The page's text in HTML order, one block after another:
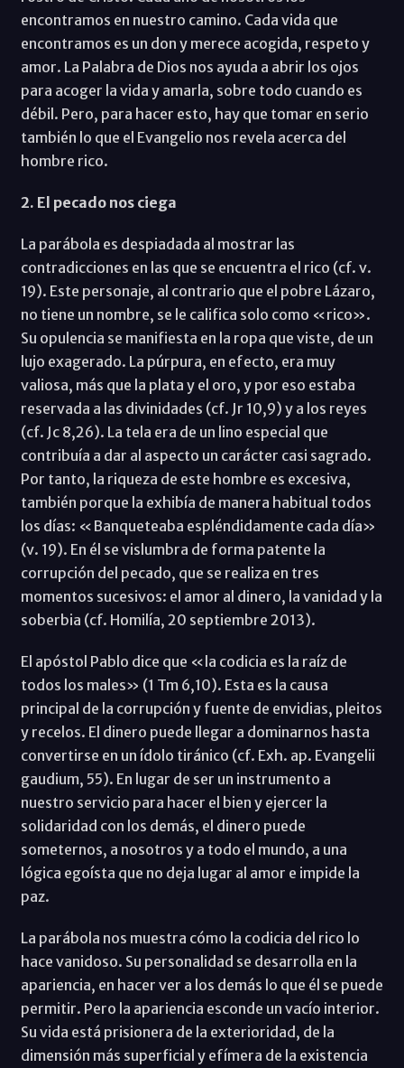
encontramos en nuestro camino. Cada vida que
encontramos es un don y merece acogida, respeto y
amor. La Palabra de Dios nos ayuda a abrir los ojos
para acoger la vida y amarla, sobre todo cuando es
débil. Pero, para hacer esto, hay que tomar en serio
también lo que el Evangelio nos revela acerca del
hombre rico.
2. El pecado nos ciega
La parábola es despiadada al mostrar las
contradicciones en las que se encuentra el rico (cf. v.
19). Este personaje, al contrario que el pobre Lázaro,
no tiene un nombre, se le califica solo como «rico».
Su opulencia se manifiesta en la ropa que viste, de un
lujo exagerado. La púrpura, en efecto, era muy
valiosa, más que la plata y el oro, y por eso estaba
reservada a las divinidades (cf. Jr 10,9) y a los reyes
(cf. Jc 8,26). La tela era de un lino especial que
contribuía a dar al aspecto un carácter casi sagrado.
Por tanto, la riqueza de este hombre es excesiva,
también porque la exhibía de manera habitual todos
los días: «Banqueteaba espléndidamente cada día»
(v. 19). En él se vislumbra de forma patente la
corrupción del pecado, que se realiza en tres
momentos sucesivos: el amor al dinero, la vanidad y la
soberbia (cf. Homilía, 20 septiembre 2013).
El apóstol Pablo dice que «la codicia es la raíz de
todos los males» (1 Tm 6,10). Esta es la causa
principal de la corrupción y fuente de envidias, pleitos
y recelos. El dinero puede llegar a dominarnos hasta
convertirse en un ídolo tiránico (cf. Exh. ap. Evangelii
gaudium, 55). En lugar de ser un instrumento a
nuestro servicio para hacer el bien y ejercer la
solidaridad con los demás, el dinero puede
someternos, a nosotros y a todo el mundo, a una
lógica egoísta que no deja lugar al amor e impide la
paz.
La parábola nos muestra cómo la codicia del rico lo
hace vanidoso. Su personalidad se desarrolla en la
apariencia, en hacer ver a los demás lo que él se puede
permitir. Pero la apariencia esconde un vacío interior.
Su vida está prisionera de la exterioridad, de la
dimensión más superficial y efímera de la existencia